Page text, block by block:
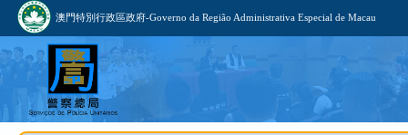
澳門特別行政區政府-Governo da Região Administrativa Especial de Macau